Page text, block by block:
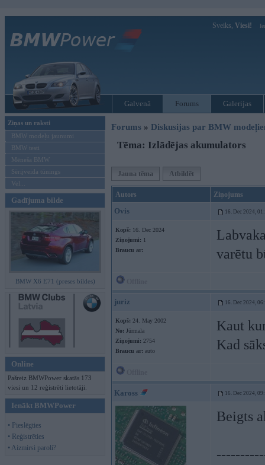
Sveiks, Viesi!
Galvenā Forums Galerijas
Ziņas un raksti
BMW modeļu jaunumi
BMW testi
Mēneša BMW
Sērijveida tūnings
Vel...
Gadījuma bilde
BMW X6 E71 (preses bildes)
Online
Pašreiz BMWPower skatās 173
viesi un 12 reģistrēti lietotāji.
Ienākt BMWPower
• Pieslēgties
• Reģistrēties
• Aizmirsi paroli?
Forums » Diskusijas par BMW
Tēma: Izlādējas akumulators
Jauna tēma Atbildēt
Autors Ziņojums
Ovis 16. Dec 2024,
Kopš: 16. Dec 2024
Ziņojumi: 1
Braucu ar:
varētu
juriz 16. Dec 2024,
Kopš: 24. May 2002
No: Jūrmala
Ziņojumi: 2754
Braucu ar: auto
Kaut
Kad
Kaross 16. Dec 2024,
Beigts